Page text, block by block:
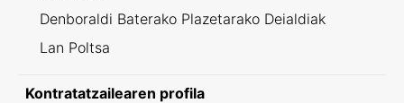
Denboraldi Baterako Plazetarako Deialdiak
Lan Poltsa
Kontratatzailearen profila